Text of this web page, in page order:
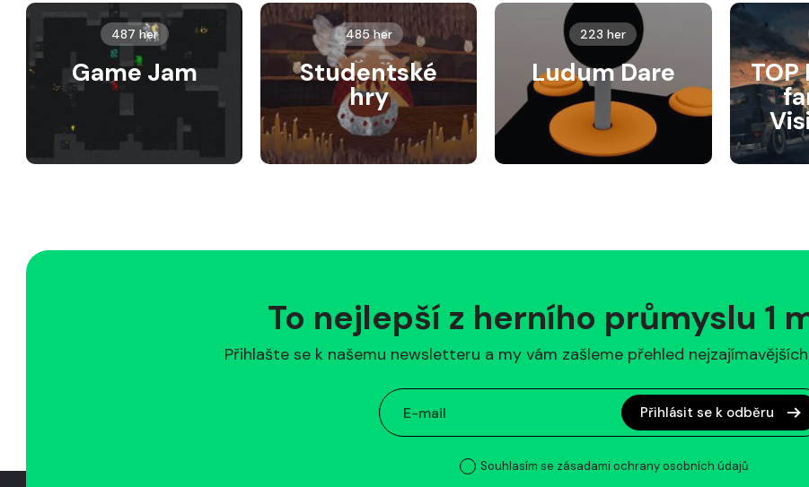
487 her
Game Jam
485 her
Studentské
hry
223 her
Ludum Dare TOP
To nejlepší z herního průmyslu 1
Přihlašte se k našemu newsletteru a my vám zašleme přehled
Přihlásit se k odběru
Souhlasím se zásadami ochrany osobních údajů